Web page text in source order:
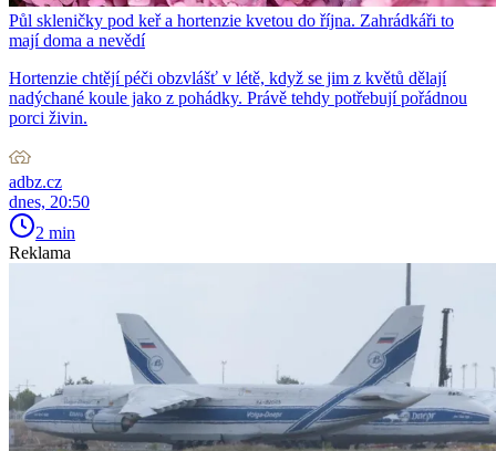
Půl skleničky pod keř a hortenzie kvetou do října. Zahrádkáři to
mají doma a nevědí
Hortenzie chtějí péči obzvlášť v létě, když se jim z květů dělají
nadýchané koule jako z pohádky. Právě tehdy potřebují pořádnou
porci živin.
adbz.cz
dnes, 20:50
2 min
Reklama